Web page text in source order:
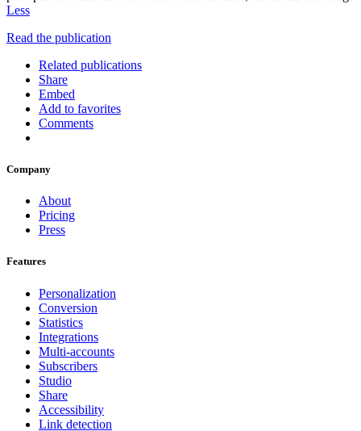
Less
Read the publication
Related publications
Share
Embed
Add to favorites
Comments
Company
About
Pricing
Press
Features
Personalization
Conversion
Statistics
Integrations
Multi-accounts
Subscribers
Studio
Share
Accessibility
Link detection